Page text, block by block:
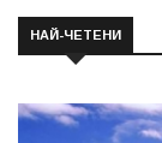
НАЙ-ЧЕТЕНИ